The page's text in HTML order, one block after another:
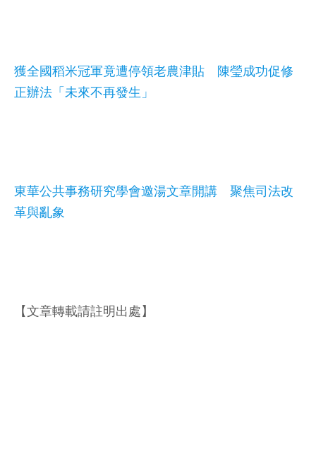
獲全國稻米冠軍竟遭停領老農津貼 陳瑩成功促修
正辦法「未來不再發生」
東華公共事務研究學會邀湯文章開講 聚焦司法改
革與亂象
【文章轉載請註明出處】